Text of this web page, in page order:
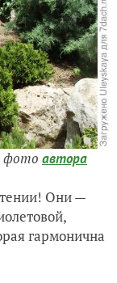
фото автора
Они —
гармонична